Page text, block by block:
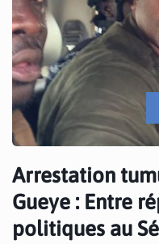
Arrestation
Gueye : Entre
politiques au